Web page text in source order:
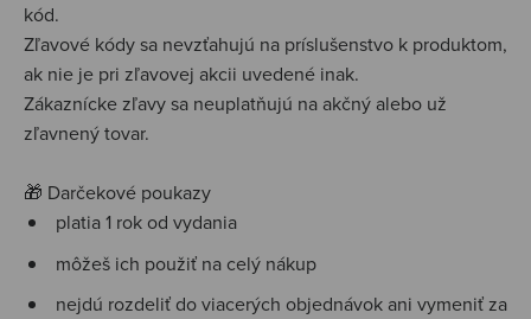
kód.
Zľavové kódy sa nevzťahujú na príslušenstvo k produktom,
ak nie je pri zľavovej akcii uvedené inak.
Zákaznícke zľavy sa neuplatňujú na akčný alebo už
zľavnený tovar.
🎁 Darčekové poukazy
platia 1 rok od vydania
môžeš ich použiť na celý nákup
nejdú rozdeliť do viacerých objednávok ani vymeniť za